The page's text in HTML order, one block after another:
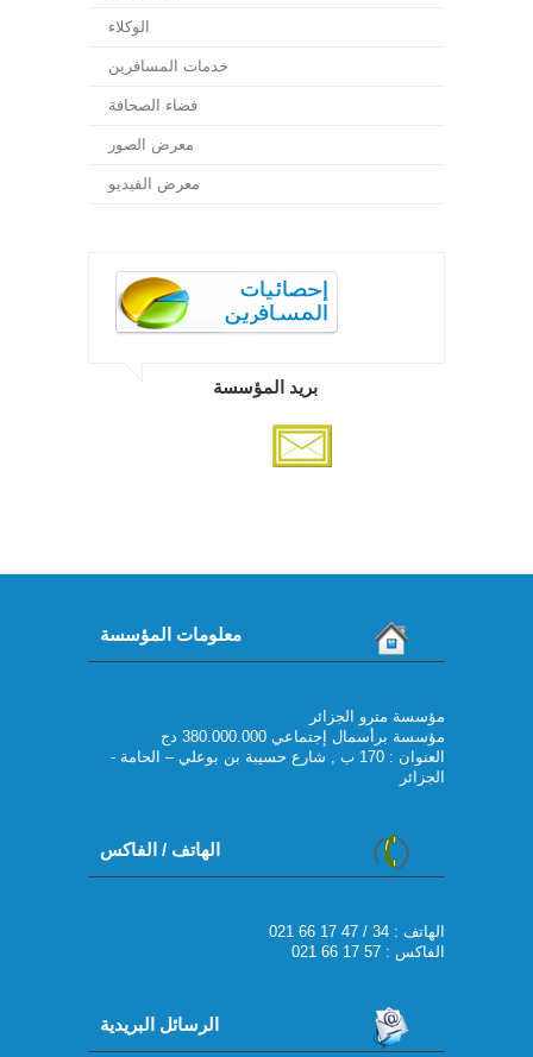
الوكلاء
خدمات المسافرين
فضاء الصحافة
معرض الصور
معرض الفيديو
بريد المؤسسة
معلومات المؤسسة
مؤسسة مترو الجزائر
مؤسسة برأسمال إجتماعي 380.000.000 دج
العنوان : 170 ب , شارع حسيبة بن بوعلي – الحامة -
الجزائر
الهاتف / الفاكس
021 66 17 47 / 34 : الهاتف
الفاكس : 57 17 66 021
الرسائل البريدية